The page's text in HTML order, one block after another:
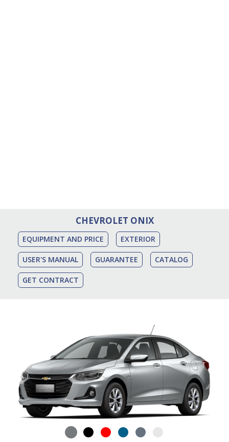
CHEVROLET ONIX
EQUIPMENT AND PRICE EXTERIOR
USER'S MANUAL GUARANTEE CATALOG
GET CONTRACT